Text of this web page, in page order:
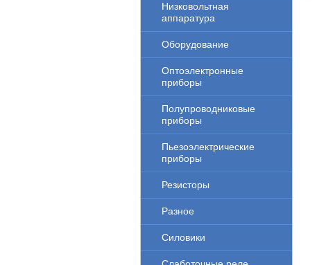
Низковольтная
аппаратура
Оборудование
Оптоэлектронные
приборы
Полупроводниковые
приборы
Пьезоэлектрические
приборы
Резисторы
Разное
Силовики